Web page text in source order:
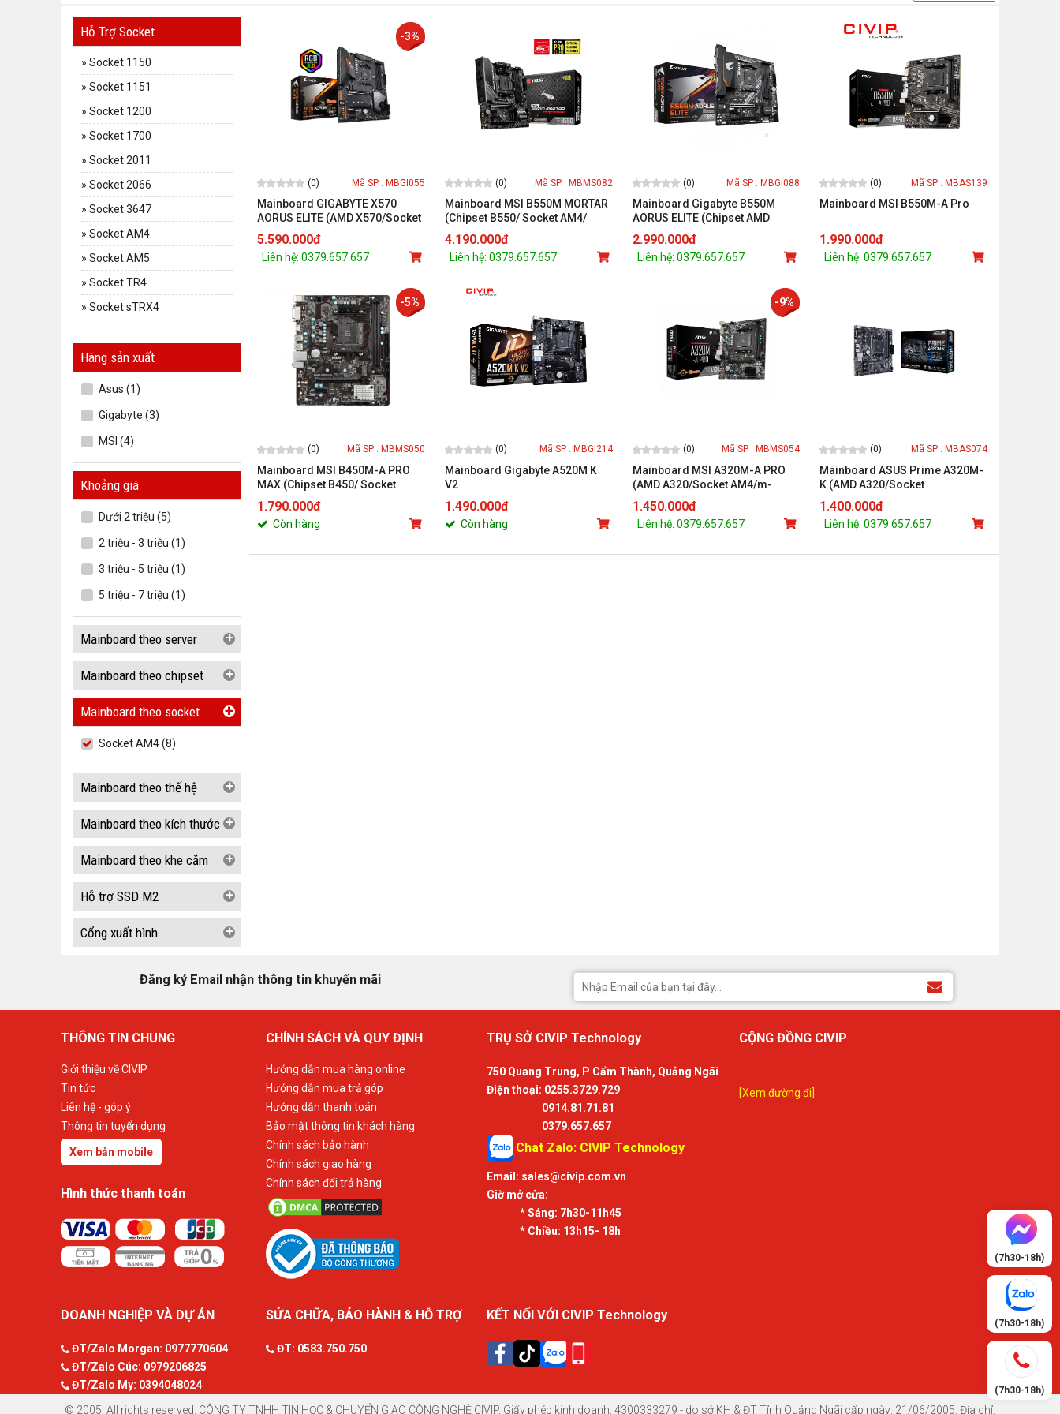
(7h30-18h)
(7h30-18h)
(7h30-18h)
-3%
(0) Mã SP : MBGI055
Mainboard GIGABYTE X570
AORUS ELITE (AMD X570/Socket
AM4/ATX/ 4 khe RAM DDR4)
5.590.000đ
Liên hệ: 0379.657.657
(0) Mã SP : MBMS082
Mainboard MSI B550M MORTAR
(Chipset B550/ Socket AM4/
DDR4 4 khe/ m-ATX)
4.190.000đ
Liên hệ: 0379.657.657
(0) Mã SP : MBGI088
Mainboard Gigabyte B550M
AORUS ELITE (Chipset AMD
B550/ Socket AM4/ Ram DDR4)
2.990.000đ
Liên hệ: 0379.657.657
(0) Mã SP : MBAS139
Mainboard MSI B550M-A Pro
1.990.000đ
Liên hệ: 0379.657.657
-5%
(0) Mã SP : MBMS050
Mainboard MSI B450M-A PRO
MAX (Chipset B450/ Socket
AM4/DDR4 2 Khe/M-ATX)
1.790.000đ
Còn hàng
(0) Mã SP : MBGI214
Mainboard Gigabyte A520M K
V2
1.490.000đ
Còn hàng
-9%
(0) Mã SP : MBMS054
Mainboard MSI A320M-A PRO
(AMD A320/Socket AM4/m-
ATX/2 khe RAM DDR4)
1.450.000đ
Liên hệ: 0379.657.657
(0) Mã SP : MBAS074
Mainboard ASUS Prime A320M-
K (AMD A320/Socket
AM4/mATX/2 khe RAM DDR4)
1.400.000đ
Liên hệ: 0379.657.657
Hỗ Trợ Socket
» Socket 1150
» Socket 1151
» Socket 1200
» Socket 1700
» Socket 2011
» Socket 2066
» Socket 3647
» Socket AM4
» Socket AM5
» Socket TR4
» Socket sTRX4
Hãng sản xuất
Asus (1)
Gigabyte (3)
MSI (4)
Khoảng giá
Dưới 2 triệu (5)
2 triệu - 3 triệu (1)
3 triệu - 5 triệu (1)
5 triệu - 7 triệu (1)
Mainboard theo server +
Mainboard theo chipset +
Mainboard theo socket +
Socket AM4 (8)
Mainboard theo thế hệ +
Mainboard theo kích thước +
Mainboard theo khe cắm +
Hỗ trợ SSD M2 +
Cổng xuất hình +
Đăng ký Email nhận thông tin khuyến mãi
THÔNG TIN CHUNG
Giới thiệu về CIVIP
Tin tức
Liên hệ - góp ý
Thông tin tuyển dụng
Xem bản mobile
Hình thức thanh toán
CHÍNH SÁCH VÀ QUY ĐỊNH
Hướng dẫn mua hàng online
Hướng dẫn mua trả góp
Hướng dẫn thanh toán
Bảo mật thông tin khách hàng
Chính sách bảo hành
Chính sách giao hàng
Chính sách đổi trả hàng
TRỤ SỞ CIVIP Technology
750 Quang Trung, P Cẩm Thành, Quảng Ngãi
Điện thoại: 0255.3729.729
0914.81.71.81
0379.657.657
Chat Zalo: CIVIP Technology
Email: sales@civip.com.vn
Giờ mở cửa:
* Sáng: 7h30-11h45
* Chiều: 13h15- 18h
CỘNG ĐỒNG CIVIP
[Xem đường đi]
DOANH NGHIỆP VÀ DỰ ÁN
ĐT/Zalo Morgan: 0977770604
ĐT/Zalo Cúc: 0979206825
ĐT/Zalo My: 0394048024
SỬA CHỮA, BẢO HÀNH & HỖ TRỢ
ĐT: 0583.750.750
KẾT NỐI VỚI CIVIP Technology
© 2005. All rights reserved. CÔNG TY TNHH TIN HỌC & CHUYỂN GIAO CÔNG NGHỆ CIVIP. Giấy phép kinh doanh: 4300333279 - do sở KH & ĐT Tỉnh Quảng Ngãi cấp ngày: 21/06/2005. Địa chỉ: